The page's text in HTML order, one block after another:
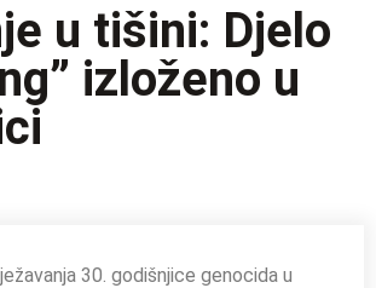
u tišini: Djelo
izloženo u
30. godišnjice genocida u